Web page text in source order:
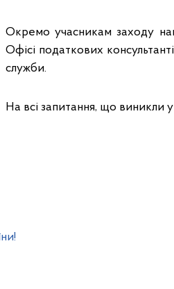
Окремо учасникам заходу
Офісі податкових
служби.
На всі запитання, що виникли у